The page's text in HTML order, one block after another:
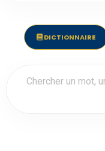
DICTIONNAIRE